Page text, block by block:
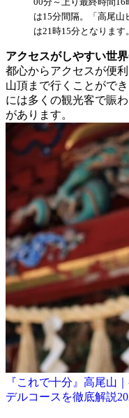
は15分間隔。「高尾山
は21時15分となります。
アクセスがしやすい世
都心からアクセスが便
山頂まで行くことがで
には多くの観光客で賑
があります。
『これで十分』高尾山
デルコースを徹底解説